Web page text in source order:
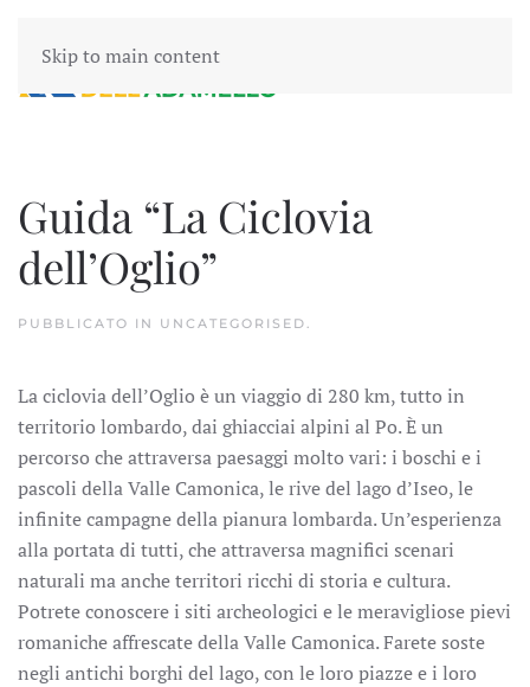
Skip to main content
Guida “La Ciclovia
dell’Oglio”
PUBBLICATO IN UNCATEGORISED.
La ciclovia dell’Oglio è un viaggio di 280 km, tutto in
territorio lombardo, dai ghiacciai alpini al Po. È un
percorso che attraversa paesaggi molto vari: i boschi e i
pascoli della Valle Camonica, le rive del lago d’Iseo, le
infinite campagne della pianura lombarda. Un’esperienza
alla portata di tutti, che attraversa magnifici scenari
naturali ma anche territori ricchi di storia e cultura.
Potrete conoscere i siti archeologici e le meravigliose pievi
romaniche affrescate della Valle Camonica. Farete soste
negli antichi borghi del lago, con le loro piazze e i loro